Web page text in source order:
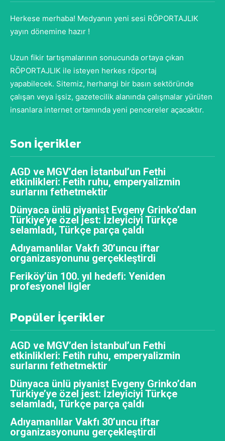
Herkese merhaba! Medyanın yeni sesi RÖPORTAJLIK
yayın dönemine hazır !
Uzun fikir tartışmalarının sonucunda ortaya çıkan
RÖPORTAJLIK ile isteyen herkes röportaj
yapabilecek. Sitemiz, herhangi bir basın sektöründe
çalışan veya işsiz, gazetecilik alanında çalışmalar yürüten
insanlara internet ortamında yeni pencereler açacaktır.
Son İçerikler
AGD ve MGV’den İstanbul’un Fethi
etkinlikleri: Fetih ruhu, emperyalizmin
surlarını fethetmektir
Dünyaca ünlü piyanist Evgeny Grinko’dan
Türkiye’ye özel jest: İzleyiciyi Türkçe
selamladı, Türkçe parça çaldı
Adıyamanlılar Vakfı 30’uncu iftar
organizasyonunu gerçekleştirdi
Feriköy’ün 100. yıl hedefi: Yeniden
profesyonel ligler
Popüler İçerikler
AGD ve MGV’den İstanbul’un Fethi
etkinlikleri: Fetih ruhu, emperyalizmin
surlarını fethetmektir
Dünyaca ünlü piyanist Evgeny Grinko’dan
Türkiye’ye özel jest: İzleyiciyi Türkçe
selamladı, Türkçe parça çaldı
Adıyamanlılar Vakfı 30’uncu iftar
organizasyonunu gerçekleştirdi